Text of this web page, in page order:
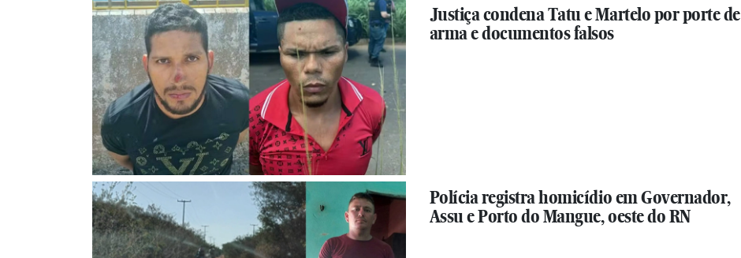
Justiça condena Tatu e Martelo por porte de
arma e documentos falsos
Polícia registra homicídio em Governador,
Assu e Porto do Mangue, oeste do RN